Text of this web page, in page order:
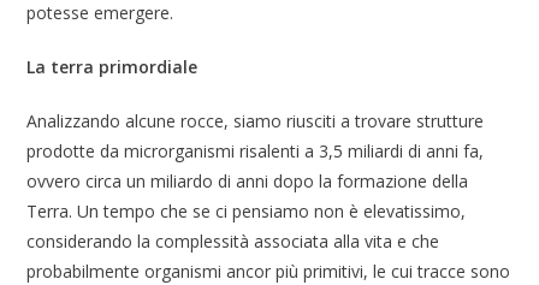
potesse emergere.
La terra primordiale
Analizzando alcune rocce, siamo riusciti a trovare strutture
prodotte da microrganismi risalenti a 3,5 miliardi di anni fa,
ovvero circa un miliardo di anni dopo la formazione della
Terra. Un tempo che se ci pensiamo non è elevatissimo,
considerando la complessità associata alla vita e che
probabilmente organismi ancor più primitivi, le cui tracce sono